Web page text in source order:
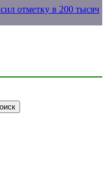
отметку в 200 тысяч